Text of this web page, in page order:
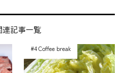
連記事一覧
#4 Coffee break